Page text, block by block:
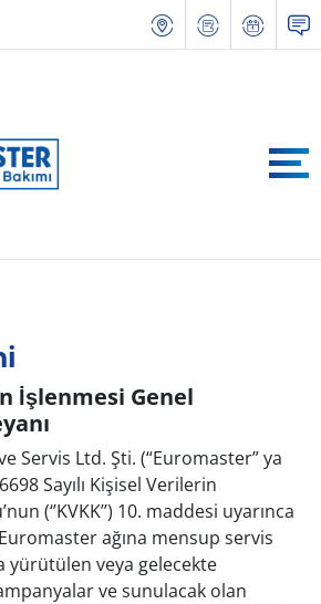
İşlenmesi Genel
Servis Ltd. Şti. (“Euromaster” ya
Sayılı Kişisel Verilerin
(‘’KVKK’’) 10. maddesi uyarınca
ağına mensup servis
yürütülen veya gelecekte
ve sunulacak olan